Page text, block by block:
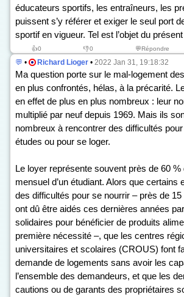
éducateurs sportifs, les entraîneurs, les
puissent s’y référer et exiger le seul port
sportif en vigueur. Tel est l’objet du
👍0 👎0 💬Répondre
💬 • Richard Lioger • 2022 Jan 31, 19:18:32
Ma question porte sur le mal-logement
en plus confrontés, hélas, à la précarité.
en effet de plus en plus nombreux : leur
multiplié par neuf depuis 1969. Mais ils
nombreux à rencontrer des difficultés
études ou pour se loger.
Le loyer représente souvent près de 60 %
mensuel d’un étudiant. Alors que certains
des difficultés pour se nourrir – près de 15
ont dû être aidés ces dernières années
solidaires pour bénéficier de produits
première nécessité –, que les centres
universitaires et scolaires (CROUS) font
demande de logements sans avoir les
l’ensemble des demandeurs, et que les
cautions ou de garants des propriétaires